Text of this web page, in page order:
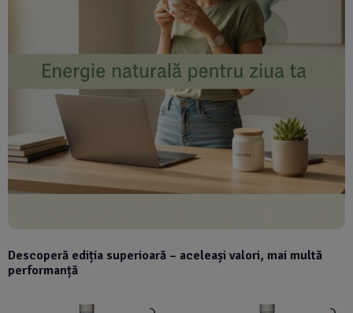
Descoperă ediția superioară – aceleași valori, mai multă
performanță